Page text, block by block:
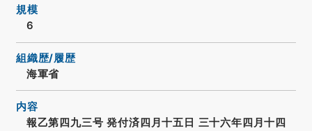
規模
6
組織歴/履歴
海軍省
内容
報乙第四九三号 発付済四月十五日 三十六年四月十四